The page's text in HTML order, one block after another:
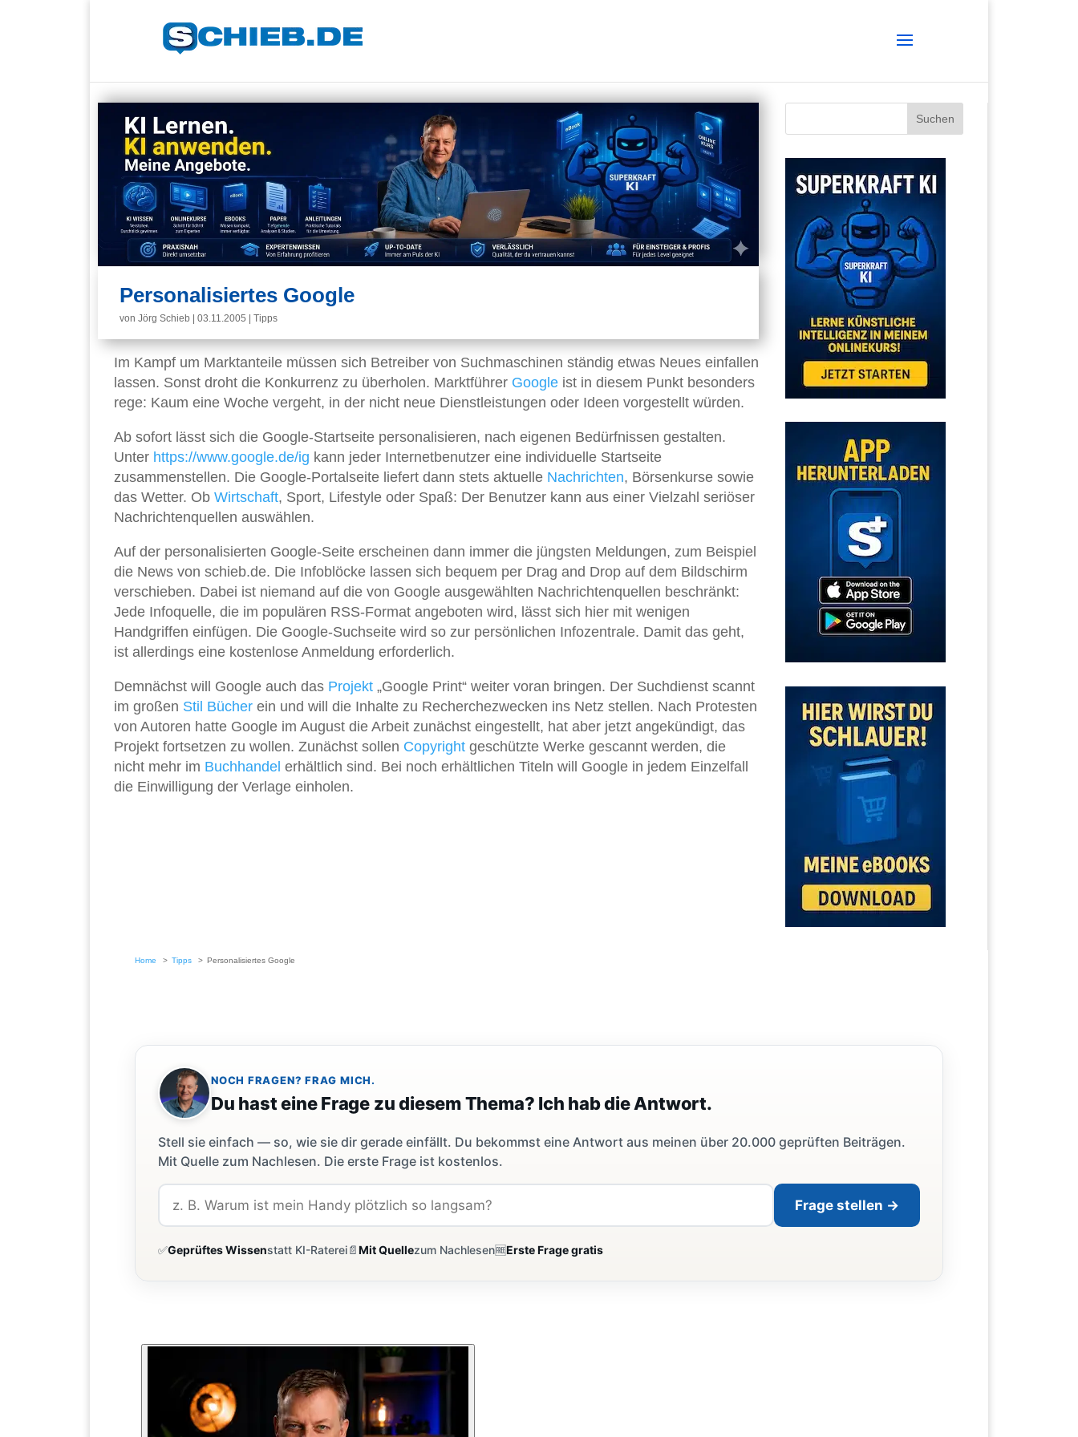
Personalisiertes Google
von Jörg Schieb 03.11.2005 Tipps
Im Kampf um Marktanteile müssen sich Betreiber von Suchmaschinen ständig etwas Neues einfallen
lassen. Sonst droht die Konkurrenz zu überholen. Marktführer Google ist in diesem Punkt besonders
rege: Kaum eine Woche vergeht, in der nicht neue Dienstleistungen oder Ideen vorgestellt würden.
Ab sofort lässt sich die Google-Startseite personalisieren, nach eigenen Bedürfnissen gestalten.
Unter https://www.google.de/ig kann jeder Internetbenutzer eine individuelle Startseite
zusammenstellen. Die Google-Portalseite liefert dann stets aktuelle Nachrichten, Börsenkurse sowie
das Wetter. Ob Wirtschaft, Sport, Lifestyle oder Spaß: Der Benutzer kann aus einer Vielzahl seriöser
Nachrichtenquellen auswählen.
Auf der personalisierten Google-Seite erscheinen dann immer die jüngsten Meldungen, zum Beispiel
die News von schieb.de. Die Infoblöcke lassen sich bequem per Drag and Drop auf dem Bildschirm
verschieben. Dabei ist niemand auf die von Google ausgewählten Nachrichtenquellen beschränkt:
Jede Infoquelle, die im populären RSS-Format angeboten wird, lässt sich hier mit wenigen
Handgriffen einfügen. Die Google-Suchseite wird so zur persönlichen Infozentrale. Damit das geht,
ist allerdings eine kostenlose Anmeldung erforderlich.
Demnächst will Google auch das Projekt „Google Print“ weiter voran bringen. Der Suchdienst scannt
im großen Stil Bücher ein und will die Inhalte zu Recherchezwecken ins Netz stellen. Nach Protesten
von Autoren hatte Google im August die Arbeit zunächst eingestellt, hat aber jetzt angekündigt, das
Projekt fortsetzen zu wollen. Zunächst sollen Copyright geschützte Werke gescannt werden, die
nicht mehr im Buchhandel erhältlich sind. Bei noch erhältlichen Titeln will Google in jedem Einzelfall
die Einwilligung der Verlage einholen.
Home Tipps Personalisiertes Google
NOCH FRAGEN? FRAG MICH.
Du hast eine Frage zu diesem Thema? Ich hab die Antwort.
Stell sie einfach — so, wie sie dir gerade einfällt. Du bekommst eine Antwort aus meinen über 20.000 geprüften Beiträgen.
Mit Quelle zum Nachlesen. Die erste Frage ist kostenlos.
Frage stellen →
✅Geprüftes Wissenstatt KI-Raterei📄Mit Quellezum Nachlesen🆓Erste Frage gratis